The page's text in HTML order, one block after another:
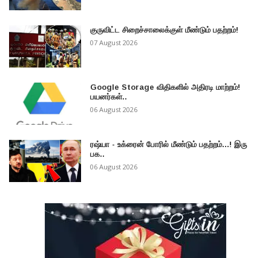
குருவிட்ட சிறைச்சாலைக்குள் மீண்டும் பதற்றம்!
07 August 2026
Google Storage விதிகளில் அதிரடி மாற்றம்!
பயனர்கள்..
06 August 2026
ரஷ்யா - உக்ரைன் போரில் மீண்டும் பதற்றம்...! இரு
பக..
06 August 2026